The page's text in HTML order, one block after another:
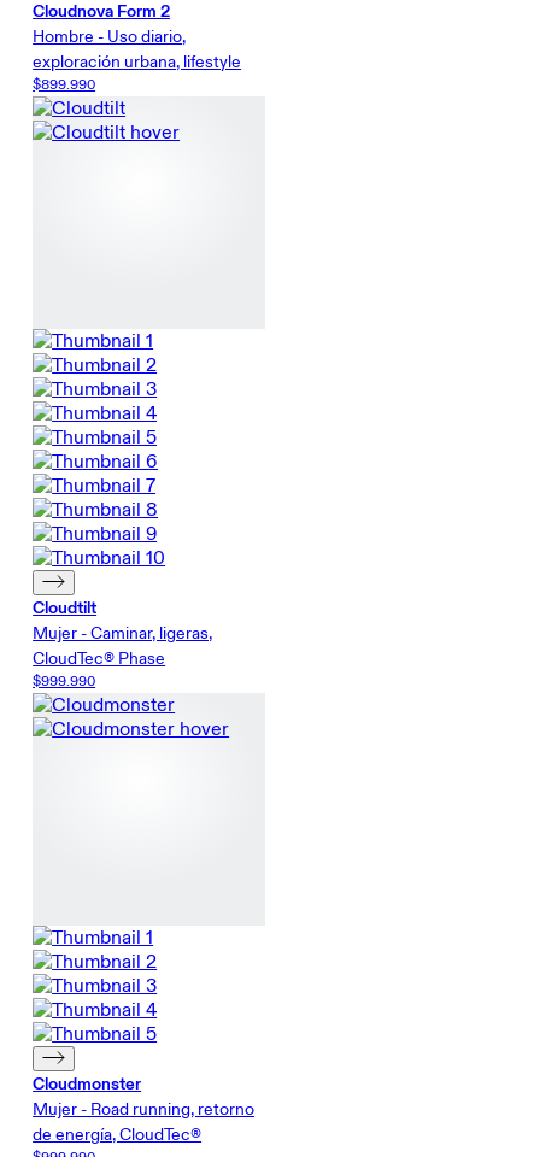
Cloudnova Form 2
Hombre - Uso diario,
exploración urbana, lifestyle
$899.990
Cloudtilt
Mujer - Caminar, ligeras,
CloudTec® Phase
$999.990
Cloudmonster
Mujer - Road running, retorno
de energía, CloudTec®